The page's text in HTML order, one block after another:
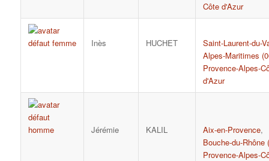
Côte d'Azur
Inès HUCHET
Saint-Laurent-du-
Alpes-Maritimes
Provence-Alpes-
d'Azur
Jérémie KALIL Aix-en-Provence,
Bouche-du-Rhône
Provence-Alpes-